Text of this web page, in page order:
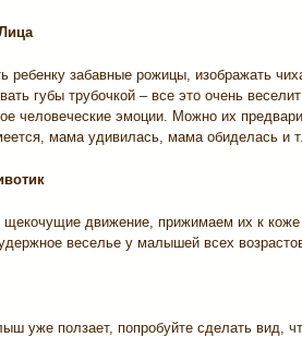
ребенку забавные рожицы, изображать
губы трубочкой – все это очень
человеческие эмоции. Можно их
мама удивилась, мама обиделась и
щекочущие движение, прижимаем их к
веселье у малышей всех
уже ползает, попробуйте сделать вид,